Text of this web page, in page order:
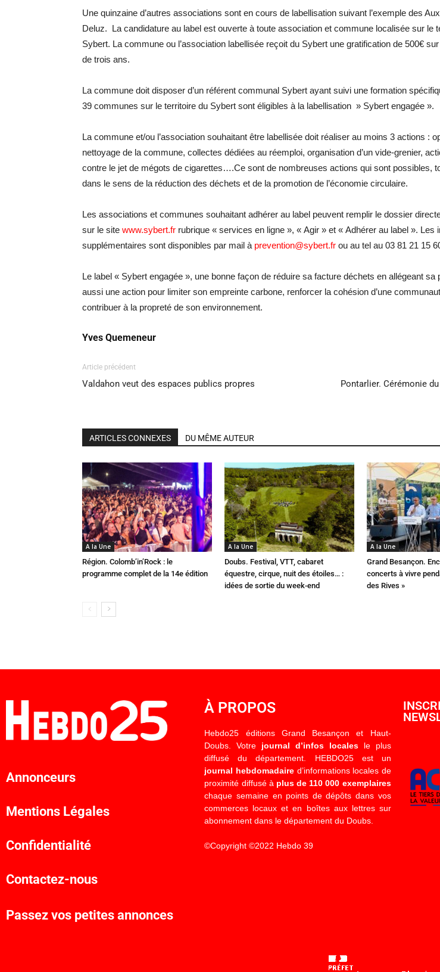
Une quinzaine d’autres associations sont en cours de labellisation suivant l’exemple des
Deluz. La candidature au label est ouverte à toute association et commune localisée sur le
Sybert. La commune ou l’association labellisée reçoit du Sybert une gratification de 500€
de trois ans.
La commune doit disposer d’un référent communal Sybert ayant suivi une formation
39 communes sur le territoire du Sybert sont éligibles à la labellisation » Sybert engagée ».
La commune et/ou l’association souhaitant être labellisée doit réaliser au moins 3 actions :
nettoyage de la commune, collectes dédiées au réemploi, organisation d’un vide-grenier,
contre le jet de mégots de cigarettes….Ce sont de nombreuses actions qui sont possibles,
dans le sens de la réduction des déchets et de la promotion de l’économie circulaire.
Les associations et communes souhaitant adhérer au label peuvent remplir le dossier
sur le site www.sybert.fr rubrique « services en ligne », « Agir » et « Adhérer au label ». Les
supplémentaires sont disponibles par mail à prevention@sybert.fr ou au tel au 03 81 21 15
Le label « Sybert engagée », une bonne façon de réduire sa facture déchets en allégeant sa
aussi une action pour limiter son empreinte carbone, renforcer la cohésion d’une
contribuer à la propreté de son environnement.
Yves Quemeneur
Article précédent
Valdahon veut des espaces publics propres
Pontarlier. Cérémonie
ARTICLES CONNEXES DU MÊME AUTEUR
A la Une
Région. Colomb’in’Rock : le
programme complet de la 14e édition
A la Une
Doubs. Festival, VTT, cabaret
équestre, cirque, nuit des étoiles… :
idées de sortie du week-end
A la Une
Grand Besançon.
concerts à vivre
des Rives »
Annonceurs
Mentions Légales
Confidentialité
Contactez-nous
Passez vos petites annonces
À PROPOS
Hebdo25 éditions Grand Besançon et Haut-
Doubs. Votre journal d’infos localesle plus
diffusé du département. HEBDO25 est un
journal hebdomadaired’informations locales de
proximité diffusé à plus de 110 000 exemplaires
chaque semaine en points de dépôts dans vos
commerces locaux et en boîtes aux lettres sur
abonnement dans le département du Doubs.
©Copyright ©2022 Hebdo 39